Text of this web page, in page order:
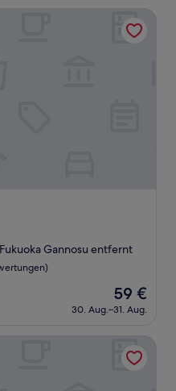
Gannosu entfernt
Der
Preis
beträgt
59 €
30. Aug.–31. Aug.